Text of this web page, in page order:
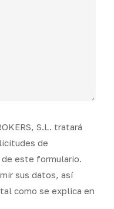
S.L. tratará
de
este formulario.
sus datos, así
como se explica en